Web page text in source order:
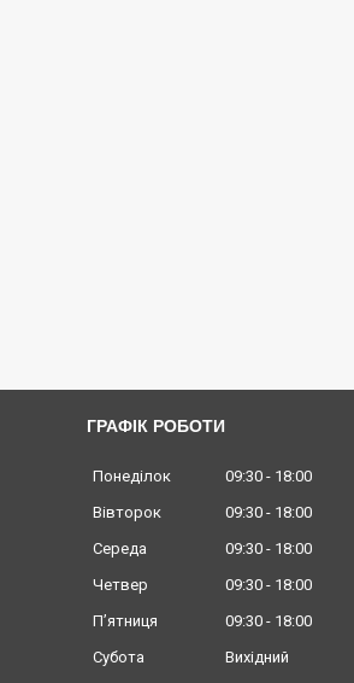
ГРАФІК РОБОТИ
Понеділок 09:30
18:00
Вівторок
09:30
18:00
Середа
09:30
18:00
Четвер
09:30
18:00
Пʼятниця
09:30
18:00
Субота
Вихідний